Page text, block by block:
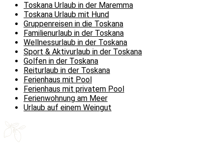
Toskana Urlaub in der Maremma
Toskana Urlaub mit Hund
Gruppenreisen in die Toskana
Familienurlaub in der Toskana
Wellnessurlaub in der Toskana
Sport & Aktivurlaub in der Toskana
Golfen in der Toskana
Reiturlaub in der Toskana
Ferienhaus mit Pool
Ferienhaus mit privatem Pool
Ferienwohnung am Meer
Urlaub auf einem Weingut